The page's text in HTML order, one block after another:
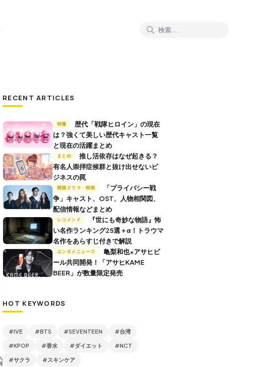
RECENT ARTICLES
特撮
は？強くて美しい歴代キャスト一覧
と現在の活躍まとめ
まとめ
推し活依存はなぜ起きる？
有名人崇拝症候群と抜け出せないビ
ジネスの罠
韓国ドラマ・映画
争」キャスト、OST、人物相関図、
配信情報などまとめ
レコメンド
い名作ランキング25選＋α！トラウマ
名作をあらすじ付きで解説
エンタメニュース
ール共同開発！「アサヒKAME
BEER」が数量限定発売
HOT KEYWORDS
#IVE #BTS #SEVENTEEN #台湾
#KPOP #香水 #ダイエット #NCT
#サクラ #スキンケア